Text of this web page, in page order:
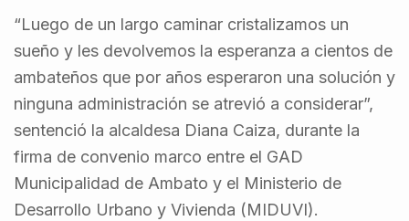
“Luego de un largo caminar cristalizamos un
sueño y les devolvemos la esperanza a cientos de
ambateños que por años esperaron una solución y
ninguna administración se atrevió a considerar”,
sentenció la alcaldesa Diana Caiza, durante la
firma de convenio marco entre el GAD
Municipalidad de Ambato y el Ministerio de
Desarrollo Urbano y Vivienda (MIDUVI).